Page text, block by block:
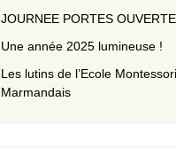
JOURNEE PORTES
Une année 2025 lumineuse !
Les lutins de l’Ecole
Marmandais